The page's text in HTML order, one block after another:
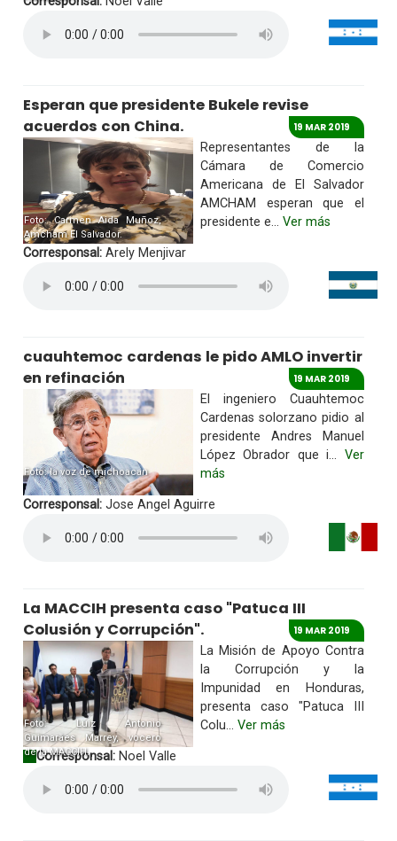
Esperan que presidente Bukele revise
acuerdos con China.
19 MAR 2019
Foto: Carmen Aida Muñoz,
Amcham El Salvador.
Representantes de la
Cámara de Comercio
Americana de El Salvador
AMCHAM esperan que el
presidente e... Ver más
Corresponsal:Arely Menjivar
cuauhtemoc cardenas le pido AMLO invertir
en refinación
19 MAR 2019
Foto: la voz de michoacan
El ingeniero Cuauhtemoc
Cardenas solorzano pidio al
presidente Andres Manuel
López Obrador que i... Ver
más
Corresponsal:Jose Angel Aguirre
La MACCIH presenta caso "Patuca III
Colusión y Corrupción".
19 MAR 2019
Foto: Luiz Antonio
Guimarães Marrey, vocero
de la MACCIH.
La Misión de Apoyo Contra
la Corrupción y la
Impunidad en Honduras,
presenta caso "Patuca III
Colu... Ver más
Corresponsal:Noel Valle